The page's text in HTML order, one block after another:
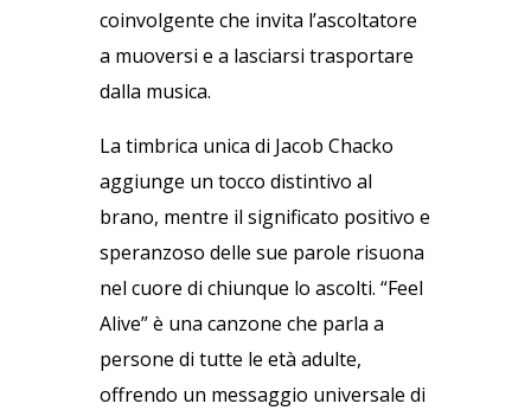
coinvolgente che invita l’ascoltatore
a muoversi e a lasciarsi trasportare
dalla musica.
La timbrica unica di Jacob Chacko
aggiunge un tocco distintivo al
brano, mentre il significato positivo e
speranzoso delle sue parole risuona
nel cuore di chiunque lo ascolti. “Feel
Alive” è una canzone che parla a
persone di tutte le età adulte,
offrendo un messaggio universale di